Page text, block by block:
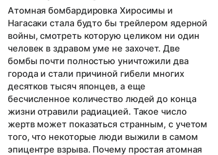
Атомная бомбардировка Хиросимы и
Нагасаки стала будто бы трейлером ядерной
войны, смотреть которую целиком ни один
человек в здравом уме не захочет. Две
бомбы почти полностью уничтожили два
города и стали причиной гибели многих
десятков тысяч японцев, а еще
бесчисленное количество людей до конца
жизни отравили радиацией. Такое число
жертв может показаться странным, с учетом
того, что некоторые люди выжили в самом
эпицентре взрыва. Почему простая атомная